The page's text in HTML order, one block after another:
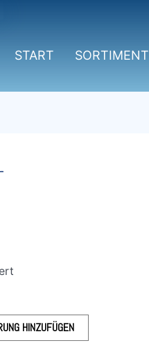
START SORTIMENT
HINZUFÜGEN